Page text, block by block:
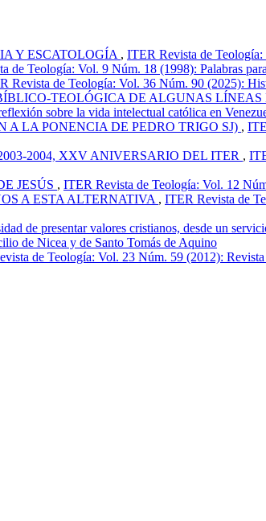
Y ESCATOLOGÍA , ITER Revista de
de Teología: Vol. 9 Núm. 18 (1998): Palabras
Revista de Teología: Vol. 36 Núm. 90 (2025):
TEOLÓGICA DE ALGUNAS LÍNEAS
sobre la vida intelectual católica en
LA PONENCIA DE PEDRO TRIGO SJ) ,
2004, XXV ANIVERSARIO DEL ITER ,
JESÚS , ITER Revista de Teología: Vol. 12
A ESTA ALTERNATIVA , ITER Revista de
de presentar valores cristianos, desde un
de Nicea y de Santo Tomás de Aquino
de Teología: Vol. 23 Núm. 59 (2012):